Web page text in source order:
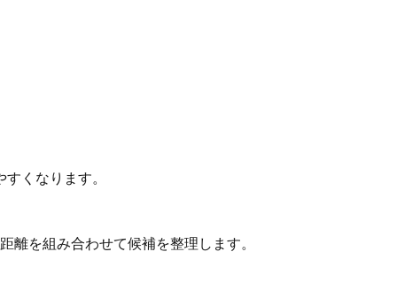
くなります。
離を組み合わせて候補を整理します。